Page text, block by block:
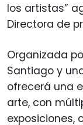
los artistas”
Directora de
Organizada
Santiago y
ofrecerá una
arte, con
exposiciones,